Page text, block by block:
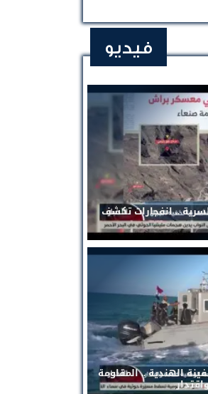
فيديو
.. انفجارات تكشف
الهندية .. المقاومة